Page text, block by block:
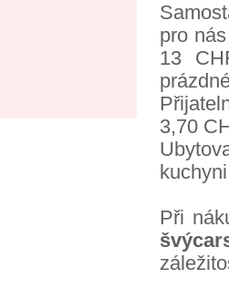
pro
13
3,70
Při